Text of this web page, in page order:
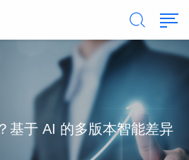
基于 AI 的多版本智能差异